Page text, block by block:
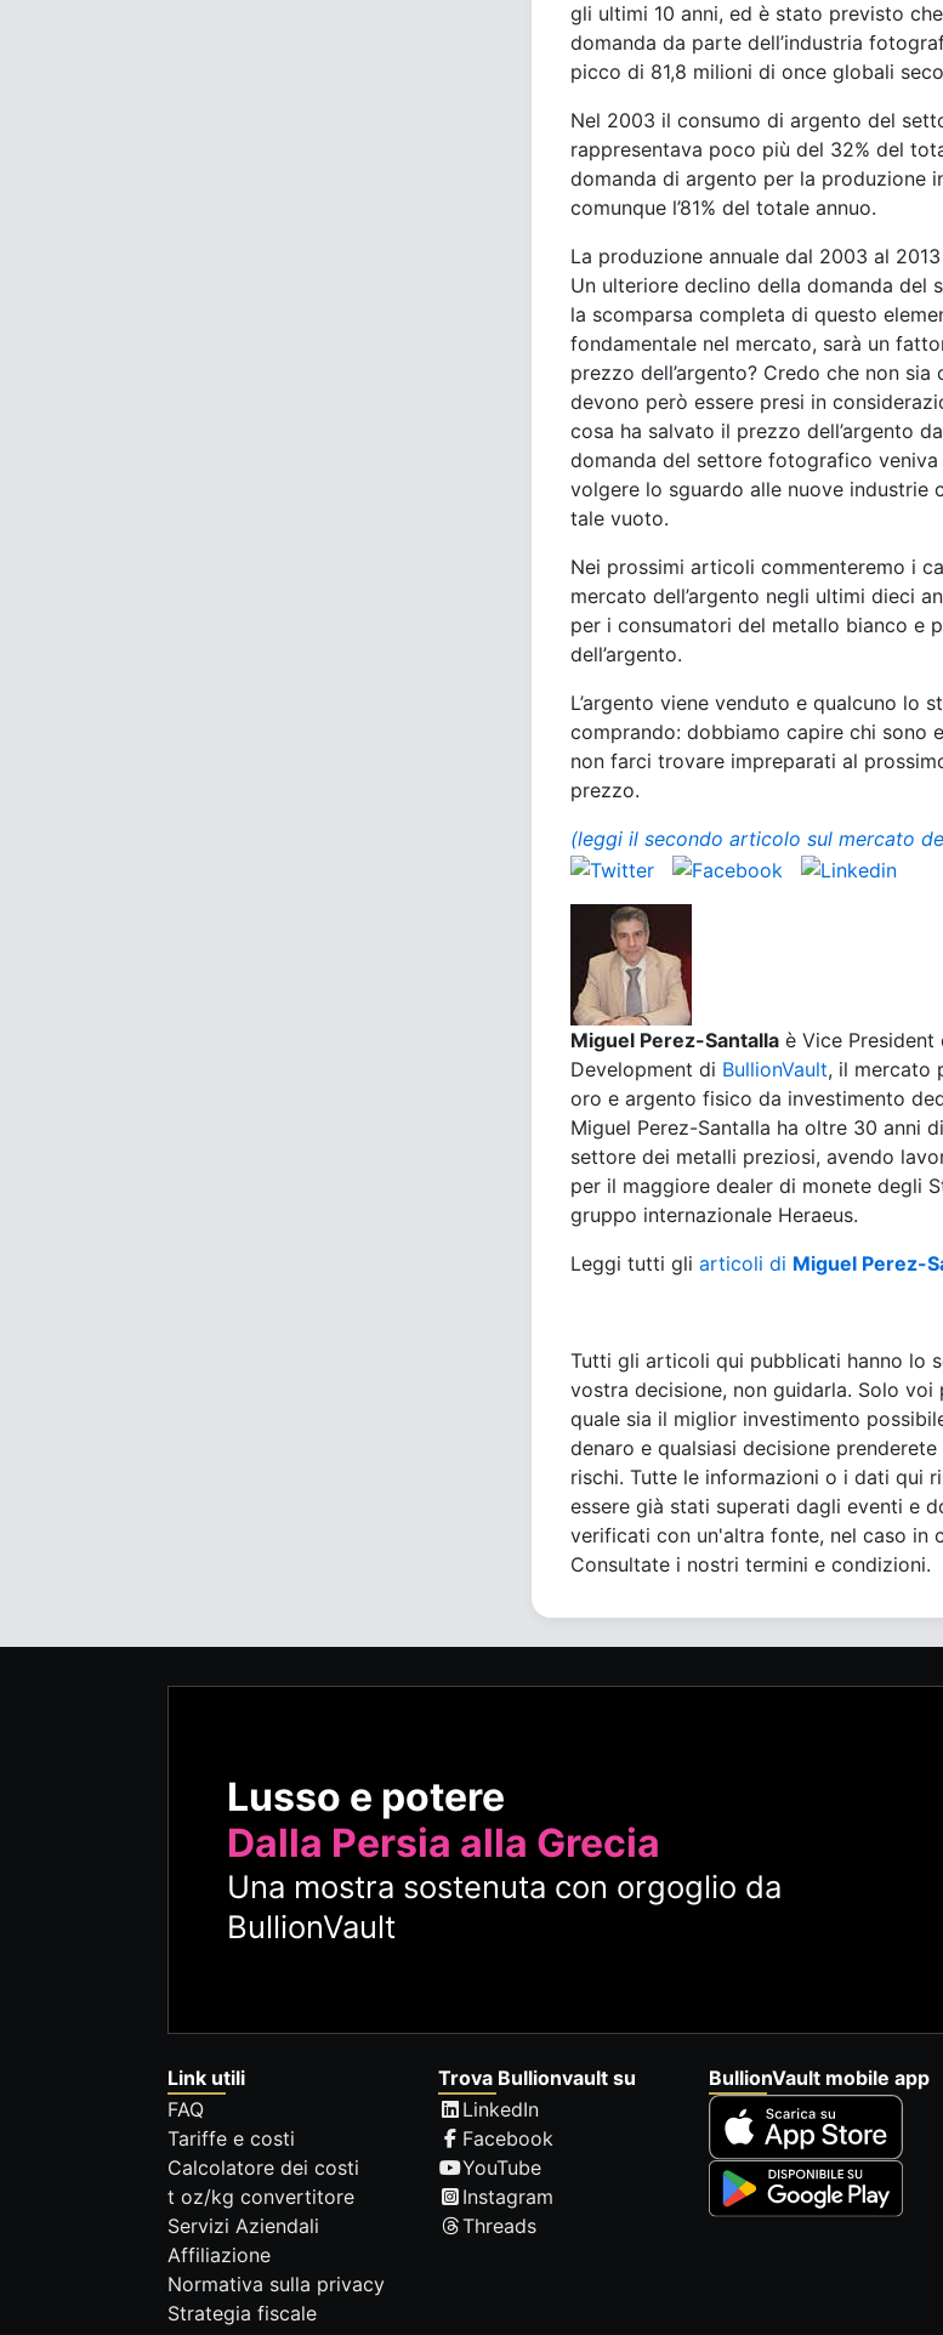
gli ultimi 10 anni, ed è stato previsto che
domanda da parte dell’industria
picco di 81,8 milioni di once globali
Nel 2003 il consumo di argento del
rappresentava poco più del 32% del
domanda di argento per la produzione
comunque l’81% del totale annuo.
La produzione annuale dal 2003 al
Un ulteriore declino della domanda del
la scomparsa completa di questo
fondamentale nel mercato, sarà un
prezzo dell’argento? Credo che non sia
devono però essere presi in
cosa ha salvato il prezzo dell’argento
domanda del settore fotografico veniva
volgere lo sguardo alle nuove industrie
tale vuoto.
Nei prossimi articoli commenteremo i
mercato dell’argento negli ultimi dieci
per i consumatori del metallo bianco e
dell’argento.
L’argento viene venduto e qualcuno lo
comprando: dobbiamo capire chi sono
non farci trovare impreparati al
prezzo.
(leggi il secondo articolo sul mercato
Miguel Perez-Santalla è Vice President
Development di BullionVault, il mercato
oro e argento fisico da investimento
Miguel Perez-Santalla ha oltre 30 anni
settore dei metalli preziosi, avendo
per il maggiore dealer di monete degli
gruppo internazionale Heraeus.
Leggi tutti gli articoli di Miguel Perez-
Tutti gli articoli qui pubblicati hanno lo
vostra decisione, non guidarla. Solo
quale sia il miglior investimento
denaro e qualsiasi decisione
rischi. Tutte le informazioni o i dati qui
essere già stati superati dagli eventi e
verificati con un'altra fonte, nel caso in
Consultate i nostri termini e condizioni.
Lusso e potere
Dalla Persia alla Grecia
Una mostra sostenuta con orgoglio da
BullionVault
Link utili
FAQ
Tariffe e costi
Calcolatore dei costi
t oz/kg convertitore
Servizi Aziendali
Affiliazione
Normativa sulla privacy
Strategia fiscale
Trova Bullionvault su
LinkedIn
Facebook
YouTube
Instagram
Threads
BullionVault mobile app